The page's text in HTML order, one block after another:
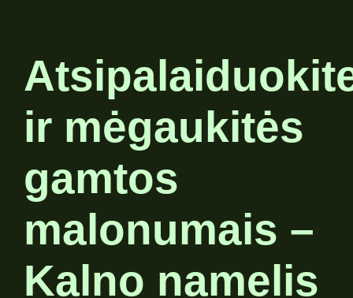
ir mėgaukitės
gamtos
malonumais –
Kalno namelis